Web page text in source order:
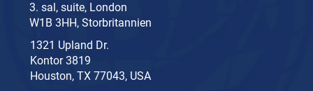
3. sal, suite, London
W1B 3HH, Storbritannien
1321 Upland Dr.
Kontor 3819
Houston, TX 77043, USA